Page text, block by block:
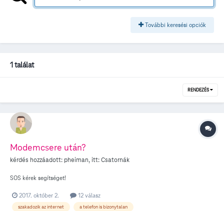
További keresési opciók
1 találat
RENDEZÉS
Modemcsere után?
kérdés hozzáadott: pheiman, itt:Csatornák
SOS kérek segítséget!
2017. október 2. 12 válasz
szakadozik az internet a telefon is bizonytalan